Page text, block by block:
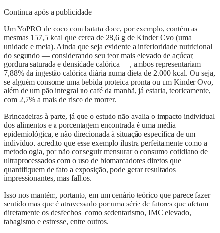
Continua após a publicidade
Um YoPRO de coco com batata doce, por exemplo, contém as
mesmas 157,5 kcal que cerca de 28,6 g de Kinder Ovo (uma
unidade e meia). Ainda que seja evidente a inferioridade nutricional
do segundo — considerando seu teor mais elevado de açúcar,
gordura saturada e densidade calórica —, ambos representariam
7,88% da ingestão calórica diária numa dieta de 2.000 kcal. Ou seja,
se alguém consome uma bebida proteica pronta ou um Kinder Ovo,
além de um pão integral no café da manhã, já estaria, teoricamente,
com 2,7% a mais de risco de morrer.
Brincadeiras à parte, já que o estudo não avalia o impacto individual
dos alimentos e a porcentagem encontrada é uma média
epidemiológica, e não direcionada à situação específica de um
indivíduo, acredito que esse exemplo ilustra perfeitamente como a
metodologia, por não conseguir mensurar o consumo cotidiano de
ultraprocessados com o uso de biomarcadores diretos que
quantifiquem de fato a exposição, pode gerar resultados
impressionantes, mas falhos.
Isso nos mantém, portanto, em um cenário teórico que parece fazer
sentido mas que é atravessado por uma série de fatores que afetam
diretamente os desfechos, como sedentarismo, IMC elevado,
tabagismo e estresse, entre outros.